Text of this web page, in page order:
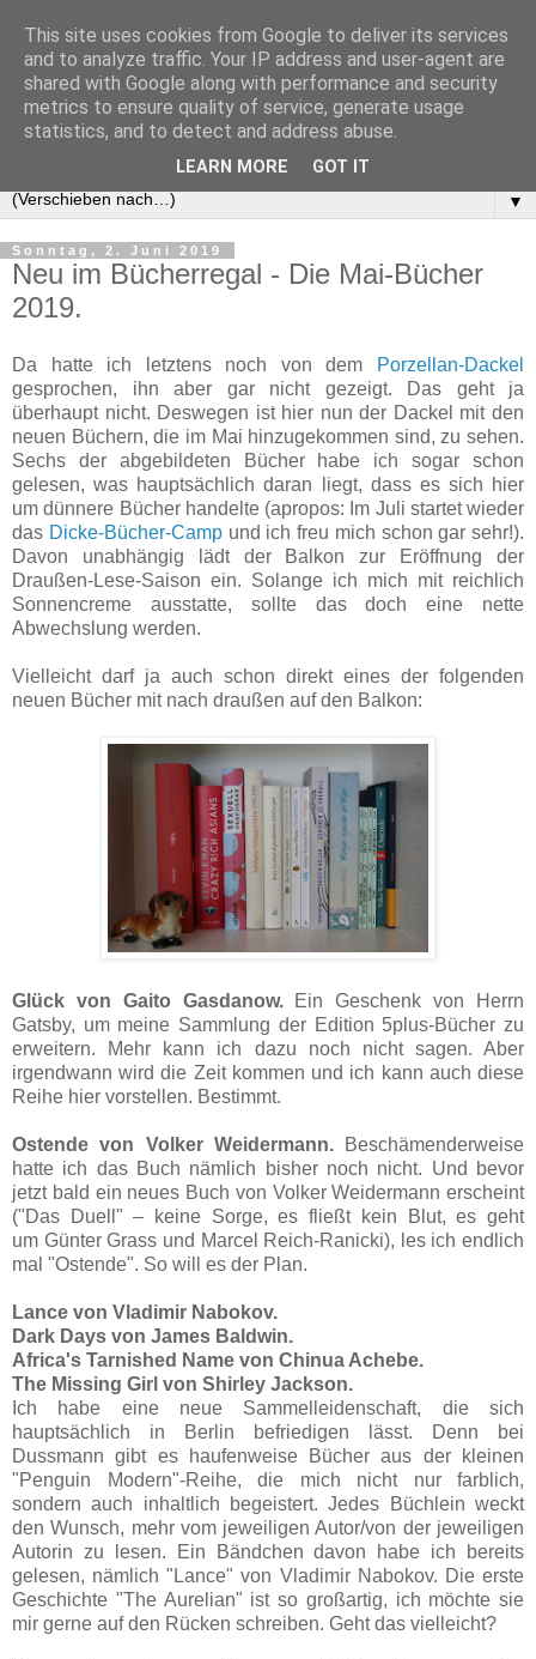
▼
Sonntag, 2. Juni 2019
Neu im Bücherregal - Die Mai-Bücher
2019.
Da hatte ich letztens noch von dem
Porzellan-Dackel
gesprochen, ihn aber gar nicht gezeigt. Das geht ja
überhaupt nicht. Deswegen ist hier nun der Dackel mit den
neuen Büchern, die im Mai hinzugekommen sind, zu sehen.
Sechs der abgebildeten Bücher habe ich sogar schon
gelesen, was hauptsächlich daran liegt, dass es sich hier
um dünnere Bücher handelte (apropos: Im Juli startet wieder
das Dicke-Bücher-Campund ich freu mich schon gar sehr!).
Davon unabhängig lädt der Balkon zur Eröffnung der
Draußen-Lese-Saison ein. Solange ich mich mit reichlich
Sonnencreme ausstatte, sollte das doch eine nette
Abwechslung werden.
Vielleicht darf ja auch schon direkt eines der folgenden
neuen Bücher mit nach draußen auf den Balkon:
Glück von Gaito Gasdanow. Ein Geschenk von Herrn
Gatsby, um meine Sammlung der Edition 5plus-Bücher zu
erweitern. Mehr kann ich dazu noch nicht sagen. Aber
irgendwann wird die Zeit kommen und ich kann auch diese
Reihe hier vorstellen. Bestimmt.
Ostende von Volker Weidermann.Beschämenderweise
hatte ich das Buch nämlich bisher noch nicht. Und bevor
jetzt bald ein neues Buch von Volker Weidermann erscheint
("Das Duell" – keine Sorge, es fließt kein Blut, es geht
um Günter Grass und Marcel Reich-Ranicki), les ich endlich
mal "Ostende". So will es der Plan.
Lance von Vladimir Nabokov.
Dark Days von James Baldwin.
Africa's Tarnished Name von Chinua Achebe.
The Missing Girl von Shirley Jackson.
Ich habe eine neue Sammelleidenschaft, die sich
hauptsächlich in Berlin befriedigen lässt. Denn bei
Dussmann gibt es haufenweise Bücher aus der kleinen
"Penguin Modern"-Reihe, die mich nicht nur farblich,
sondern auch inhaltlich begeistert. Jedes Büchlein weckt
den Wunsch, mehr vom jeweiligen Autor/von der jeweiligen
Autorin zu lesen. Ein Bändchen davon habe ich bereits
gelesen, nämlich "Lance" von Vladimir Nabokov. Die erste
Geschichte "The Aurelian" ist so großartig, ich möchte sie
mir gerne auf den Rücken schreiben. Geht das vielleicht?
This site uses cookies from Google to deliver its services
and to analyze traffic. Your IP address and user-agent are
shared with Google along with performance and security
metrics to ensure quality of service, generate usage
statistics, and to detect and address abuse.
LEARN MORE GOT IT